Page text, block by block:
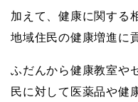
加えて、健康に関する
地域住民の健康増進に
ふだんから健康教室や
民に対して医薬品や健